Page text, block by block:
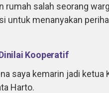
rumah salah seorang
untuk menanyakan
Kooperatif
saya kemarin jadi ketua
Harto.